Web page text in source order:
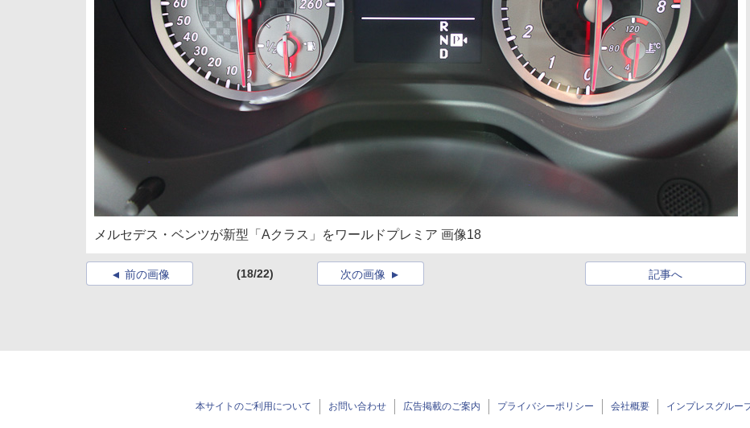
メルセデス・ベンツが新型「Aクラス」をワールドプレミア 画像18
前の画像 (18/22) 記事へ
次の画像
本サイトのご利用について お問い合わせ 広告掲載のご案内 プライバシーポリシー 会社概要 インプレスグルー